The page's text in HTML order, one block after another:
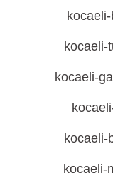
kocaeli-
kocaeli-
kocaeli-
kocaeli-